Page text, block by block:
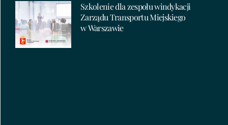
Szkolenie dla zespołu windykacji
Zarządu Transportu Miejskiego
w Warszawie